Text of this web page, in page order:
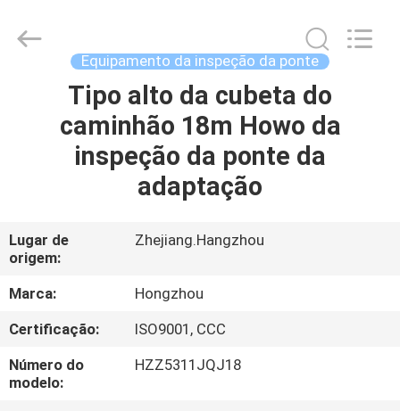
PRODUTOS
NÓS
EXCURSÃO
DA
FÁBRICA
SPECIAL
PURPOSE
Equipamento da inspeção da ponte
Tipo alto da cubeta do
caminhão 18m Howo da
inspeção da ponte da
adaptação
Lugar de
origem:
Zhejiang.Hangzhou
Marca:
Hongzhou
Certificação:
ISO9001, CCC
Número do
modelo:
HZZ5311JQJ18